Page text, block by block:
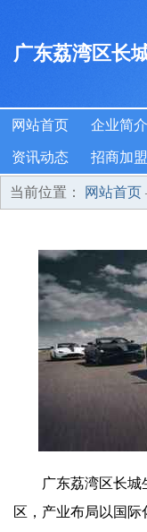
广东荔湾区长
网站首页 企业简介
资讯动态 招商加盟
当前位置： 网站首页
广东荔湾区长
区，产业布局以国